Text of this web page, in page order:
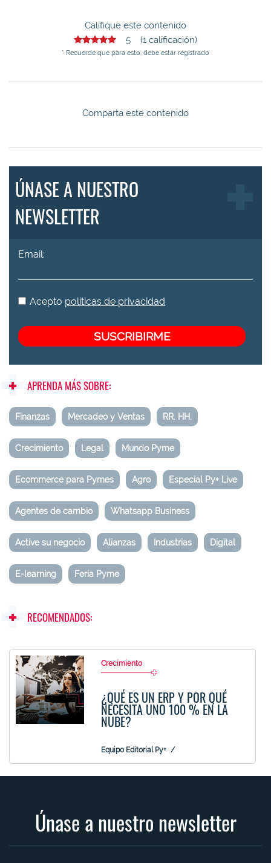
Califique este contenido
5 (1 calificación)
* Recuerde que para esto, debe estar registrado
Comparta este contenido
ÚNASE A NUESTRO
NEWSLETTER
Email:
Acepto políticas de privacidad
APRENDA MÁS SOBRE:
Finanzas Mercadeo y Ventas RR. HH.
Crecimiento Legal Mundo Pyme
Ecommerce para Pymes Agro Especial Py+ Live
Agentes de cambio Whatsapp Business
Active su negocio Alianzas Industrias Digital
E-learning Feria Pyme
RECOMENDADOS:
Crecimiento
¿QUÉ ES UN ERP Y POR QUÉ
NECESITA UNO 100 % EN LA
NUBE?
Equipo Editorial Py+
Únase a nuestro newsletter